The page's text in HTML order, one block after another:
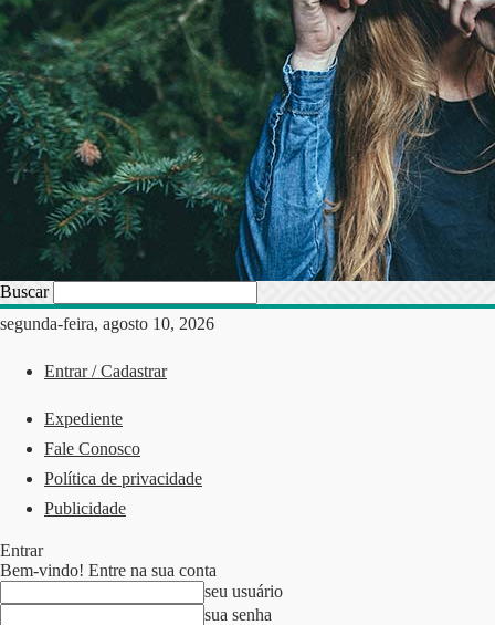
Buscar
segunda-feira, agosto 10, 2026
Entrar / Cadastrar
Expediente
Fale Conosco
Política de privacidade
Publicidade
Entrar
Bem-vindo! Entre na sua conta
seu usuário
sua senha